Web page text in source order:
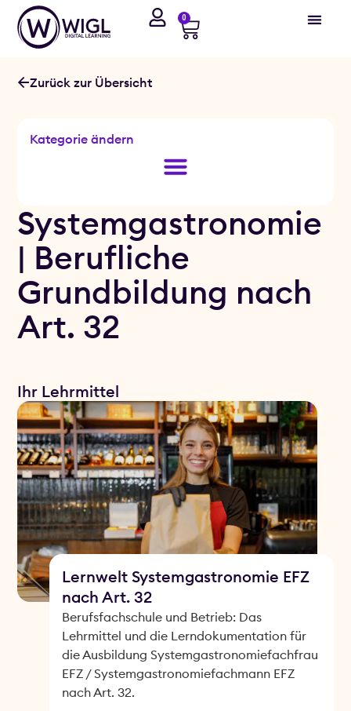
0
Zurück zur Übersicht
Kategorie ändern
Systemgastronomie
| Berufliche
Grundbildung nach
Art. 32
Ihr Lehrmittel
Lernwelt Systemgastronomie EFZ
nach Art. 32
Berufsfachschule und Betrieb: Das
Lehrmittel und die Lerndokumentation für
die Ausbildung Systemgastronomiefachfrau
EFZ / Systemgastronomiefachmann EFZ
nach Art. 32.